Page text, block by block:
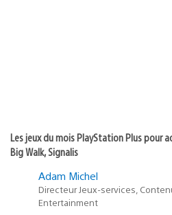
Les jeux du mois PlayStation Plus pour
Big Walk, Signalis
Adam Michel
Directeur Jeux-services,
Entertainment